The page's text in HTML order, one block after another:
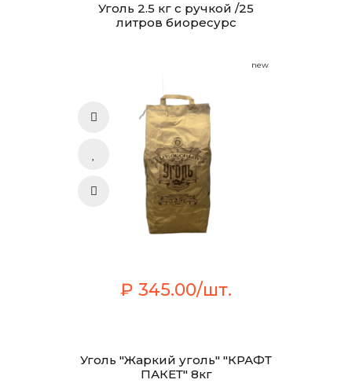
Уголь 2.5 кг с ручкой /25
литров биоресурс
new
₽ 345.00/шт.
Уголь "Жаркий уголь" "КРАФТ
ПАКЕТ" 8кг